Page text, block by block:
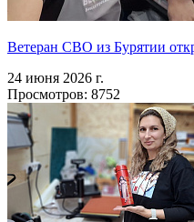
Ветеран СВО из Бурятии
24 июня 2026 г.
Просмотров: 8752